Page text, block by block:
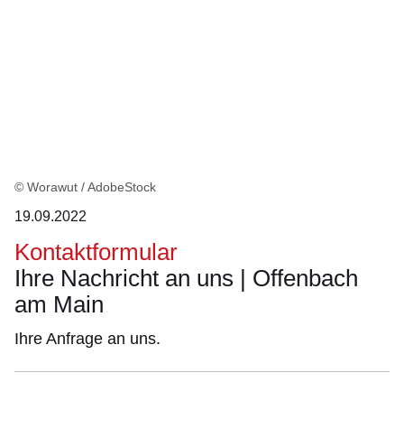
© Worawut / AdobeStock
19.09.2022
Kontaktformular
Ihre Nachricht an uns | Offenbach
am Main
Ihre Anfrage an uns.